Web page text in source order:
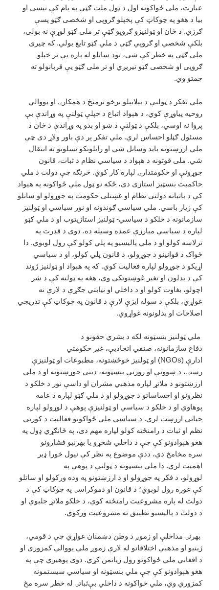
عبارت، ملی ځواکونه اول د ټول ملت ګټې په پام کې نیسی او
بیا د هغو په چوکاټ کې پخپلو ګروپی او شخصی ګټو پسې
ګرزي. د ځان او ټولنیزو ګروپو ګټې تر ملی ګټو لوړې نه بولی،
بلکې شخصي او ګروپي ګټې د ملي ګټو تابع بولي. که چیری
ملی ګټې په خطر کې شی، نود ساتلو له پاره یې تر خپلو
ګروپی او شخصی ګټو تیریږي او تر ملی ګټو یې قربانولو ته
چمتو وي.
ملي تفکر د ټولنې د بېلابېلو برخو ترمنځ د همکارۍ او یووالي
روحیه پیاوړې کوي، د هېواد اتباع د خپلې ټولنې په وړاندې بې
پروا نه اوسي، بلکې د ټولنې د ښو او بدو په وړاندې د ځان د
مسئول ګڼلو احساس لري. ملي تفکر پر دې باور ولاړ دی چې
ملي ارزښتونه باید وساتل شي او راتلونکو نسلونو ته انتقال
شي. ملی قوتونه د هېواد د سیاسي نظام د ثبات، قانون
جوړونې او حکومتدارۍ لپاره کار کوي. څرنګه چې دولت د ملي
حاکمیت بنسټیز استازی دی، ځکه نو ټول ملي ځواکونه په هیواد
کې د باثباته دولتی نظام او غښتلی حکومت په جوړولو او ساتلو
کې زیار باسي. ملي سیاسي ګوندونه او نور سیاسي او ټولنیز
سازمانونه د خلکو د سیاسي- ټولنیز استازیتوب او د ملي ګټو
لپاره د سیاسي مبارزې عمده وسیله ده. دوی د قدرت په
ترلاسه کولو او د ملي پالیسیو په پلي کولو کې رول لوبوي. دا
ځواک د قوانینو د جوړولو، د قانون پلي کولو، او د سیاسي
اړیکو د جوړولو لپاره فعالیت کوي. که په هېواد او ټولنیز ژوند
کې د بدلون او تغیر غوښتونکي وي، هغه په ټولنه کې د شر
اچولو، بغاوت کولو او د داخلي او نیابتي جګړې د لارې نه
غواړي، بلکې د سوله ایزې لارې د قانون په چوکاټ کې تدریجي
اصلاحات او بدلونونه غواړوي.
ملي ټولنیز بنسټونه لکه د بشري حقونو د
دفاع سازمانونه، صنفي اتحادیې، غیر حکومتي
ادارې (NGOs) او ټولنیز خوځښتونه، مطبوعات او ټولنیزې
رسنۍ، د ښوونې او روزنې بنسټونه، دیني جوړښتونه او د ملي
ارزښتونو د ملاتړ لپاره مذهبي مشران او داسې نور د خلکو د
نظرونو او احساساتو د جوړولو او د ملي ګټو لپاره د عامه
پوهاوي او د خلکو د سیاسي او ټولنیزې پوهې د لوړولو لپاره
حیاتي ارزښت لري. د سیاسي ملي ځواکونو فعالیت د کورني
نظم او ثبات د رامنځته کولو لپاره مهم دی، په ځانګړي ډول په
هغو هېوادونو کې چې د داخلي شخړو یا بهرنیو فشارونو
سره مخامخ دي، ددې موضوع په نظر کې نیول خورا ډیر
اهمیت لري. دا ملي بنسټونه د ټولنې د پوهې په
لوړولو، د فکر په جوړولو او د ارزښتونو په وده ورکولو او ساتلو
کې غوره رول لوبوي؛ د قانون او دموکراسۍ په چوکاټ کې د
دولت له پاره مشروعیت رامنځته کوي، د خلکو ملاتړ جلبوي او
د دولت د پالیسیو تطبیق ته مشروعیت ورکوي.
بهرنۍ مداخلې او زموږ د وطن دښمنان غواړي چې د قومي،
ژبنيو او مذهبي اختلافاتو له لارې زموږ ملي یووالي کمزوری او
د افغاني ملي ځواکونو رول زیانمن کړي. دوی پوهیږي چې په
هغو هېوادونو کې چې ملي بنسټونه او سیاسي سیستمونه
کمزوري وي، ملي ځواکونه د داخلي بې‌ثباتۍ له خطر سره مخ